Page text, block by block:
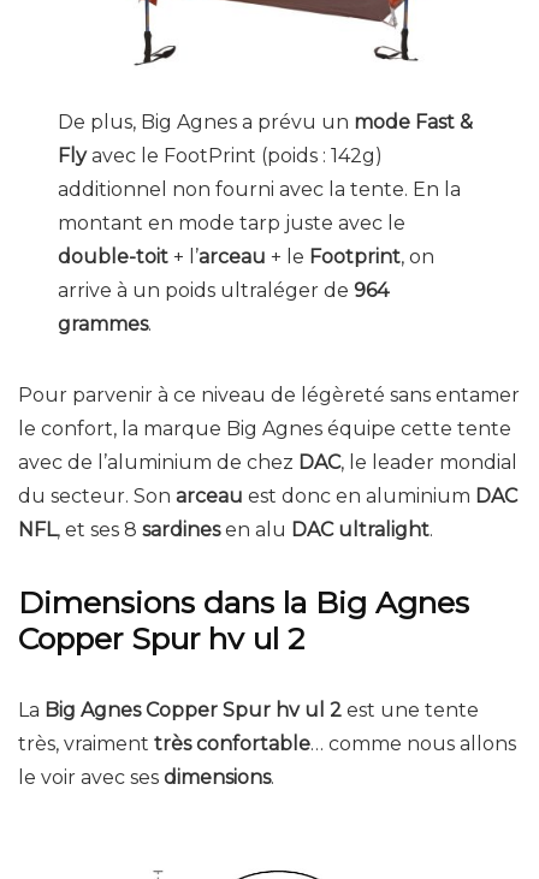
De plus, Big Agnes a prévu un mode Fast &
Flyavec le FootPrint (poids : 142g)
additionnel non fourni avec la tente. En la
montant en mode tarp juste avec le
double-toit + l’arceau + le Footprint, on
arrive à un poids ultraléger de964
grammes.
Pour parvenir à ce niveau de légèreté sans entamer
le confort, la marque Big Agnes équipe cette tente
avec de l’aluminium de chez DAC, le leader mondial
du secteur. Son arceau est donc en aluminium DAC
NFL, et ses 8 sardinesen alu DAC ultralight.
Dimensions dans la Big Agnes
Copper Spur hv ul 2
La Big Agnes Copper Spur hv ul 2 est une tente
très, vraiment très confortable… comme nous allons
le voir avec ses dimensions.